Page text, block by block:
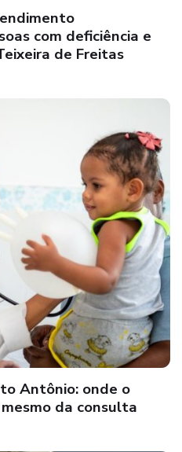
com deficiência e
de Freitas
Antônio: onde o
da consulta